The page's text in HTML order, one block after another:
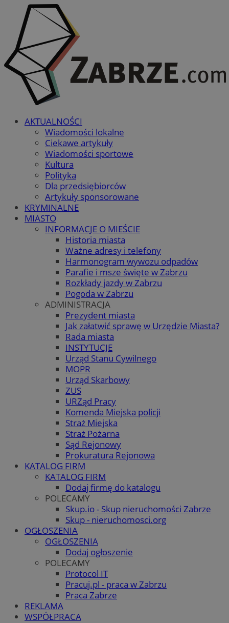
AKTUALNOŚCI
Wiadomości lokalne
Ciekawe artykuły
Wiadomości sportowe
Kultura
Polityka
Dla przedsiębiorców
Artykuły sponsorowane
KRYMINALNE
MIASTO
INFORMACJE O MIEŚCIE
Historia miasta
Ważne adresy i telefony
Harmonogram wywozu odpadów
Parafie i msze święte w Zabrzu
Rozkłady jazdy w Zabrzu
Pogoda w Zabrzu
ADMINISTRACJA
Prezydent miasta
Jak załatwić sprawę w Urzędzie Miasta?
Rada miasta
INSTYTUCJE
Urząd Stanu Cywilnego
MOPR
Urząd Skarbowy
ZUS
URZąd Pracy
Komenda Miejska policji
Straż Miejska
Straż Pożarna
Sąd Rejonowy
Prokuratura Rejonowa
KATALOG FIRM
KATALOG FIRM
Dodaj firmę do katalogu
POLECAMY
Skup.io - Skup nieruchomości Zabrze
Skup - nieruchomosci.org
OGŁOSZENIA
OGŁOSZENIA
Dodaj ogłoszenie
POLECAMY
Protocol IT
Pracuj.pl - praca w Zabrzu
Praca Zabrze
REKLAMA
WSPÓŁPRACA